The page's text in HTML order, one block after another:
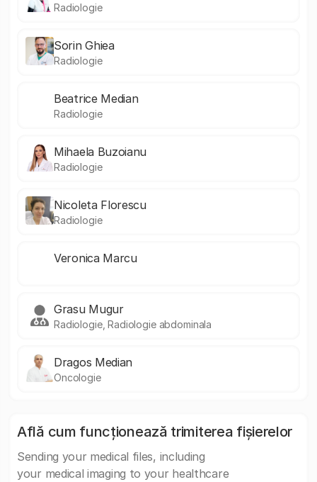
Radiologie
Sorin Ghiea
Radiologie
Beatrice Median
Radiologie
Mihaela Buzoianu
Radiologie
Nicoleta Florescu
Radiologie
Veronica Marcu
Grasu Mugur
Radiologie, Radiologie abdominala
Dragos Median
Oncologie
Află cum funcționează trimiterea fișierelor
Sending your medical files, including
your medical imaging to your healthcare